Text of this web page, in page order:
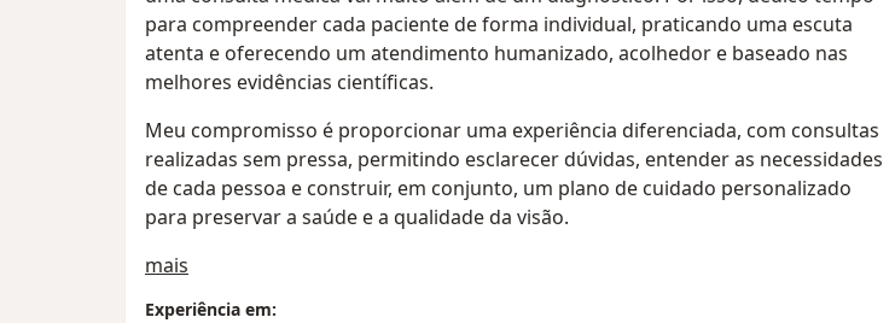
para compreender cada paciente de forma individual, praticando uma escuta
atenta e oferecendo um atendimento humanizado, acolhedor e baseado nas
melhores evidências científicas.
Meu compromisso é proporcionar uma experiência diferenciada, com consultas
realizadas sem pressa, permitindo esclarecer dúvidas, entender as necessidades
de cada pessoa e construir, em conjunto, um plano de cuidado personalizado
para preservar a saúde e a qualidade da visão.
mais
Experiência em: